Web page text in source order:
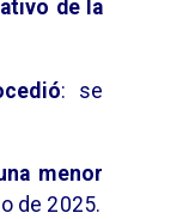
de la
: se
menor
de 2025.